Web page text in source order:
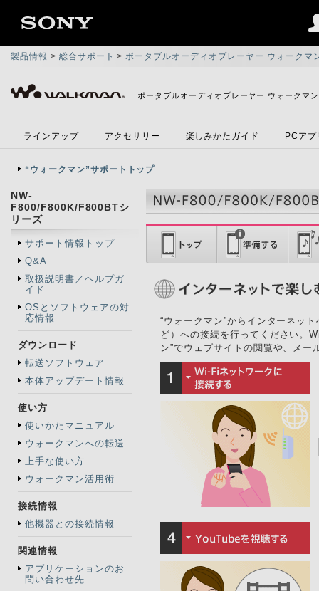
製品情報 > 総合サポート >ポータブルオーディオプレーヤー ウォークマ
ポータブルオーディオプレーヤー ウォークマン
ラインアップ アクセサリー 楽しみかたガイド PCア
“ウォークマン”サポートトップ
NW-
F800/F800K/F800BTシ
リーズ
サポート情報トップ
Q&A
取扱説明書／ヘルプガ
イド
OSとソフトウェアの対
応情報
ダウンロード
転送ソフトウェア
本体アップデート情報
使い方
使いかたマニュアル
ウォークマンへの転送
上手な使い方
ウォークマン活用術
接続情報
他機器との接続情報
関連情報
アプリケーションのお
問い合わせ先
“ウォークマン”からインターネッ
ど）への接続を行ってください。
ン”でウェブサイトの閲覧や、メ